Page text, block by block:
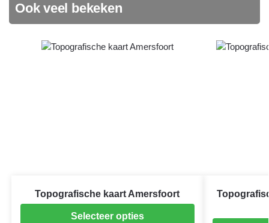
Ook veel bekeken
Topografische kaart Amersfoort
Selecteer opties